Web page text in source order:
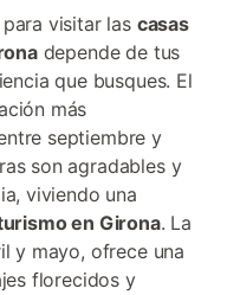
visitar las casas
depende de tus
que busques. El
más
septiembre y
son agradables y
viviendo una
en Girona. La
y mayo, ofrece una
florecidos y